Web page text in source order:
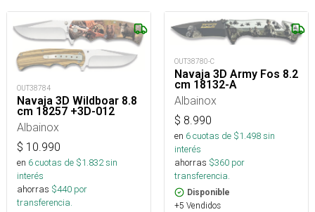
OUT38784
Navaja 3D Wildboar 8.8
cm 18257 +3D-012
Albainox
$ 10.990
en 6cuotas de $1.832sin
interés
ahorras $440 por
transferencia.
OUT38780-C
Navaja 3D Army Fos 8.2
cm 18132-A
Albainox
$ 8.990
en 6cuotas de $1.498sin
interés
ahorras $360 por
transferencia.
Disponible
+5 Vendidos